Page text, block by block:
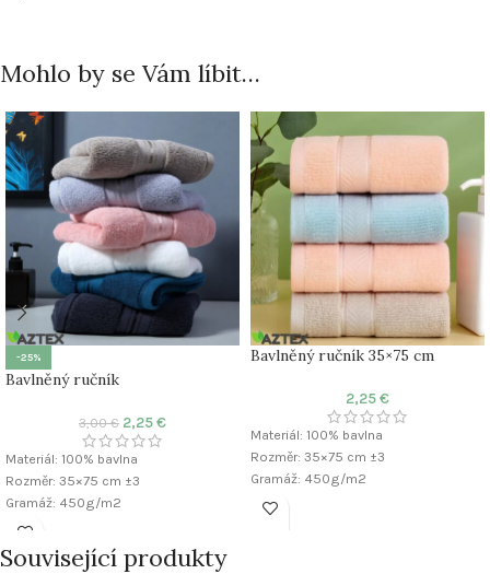
Mohlo by se Vám líbit…
-25%
Bavlněný ručník
3,00€ 2,25€
Materiál: 100% bavlna
Rozměr: 35×75 cm ±3
Gramáž: 450g/m2
Bavlněný ručník 35×75 cm
2,25€
Materiál: 100% bavlna
Rozměr: 35×75 cm ±3
Gramáž: 450g/m2
Související produkty